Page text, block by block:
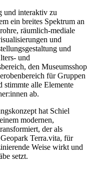
und interaktiv zu
ein breites Spektrum an
räumlich-mediale
und
und
und
den Museumsshop
für Gruppen
stimmte alle Elemente
ab.
hat Schiel
modernen,
der als
Terra.vita, für
Weise wirkt und
setzt.